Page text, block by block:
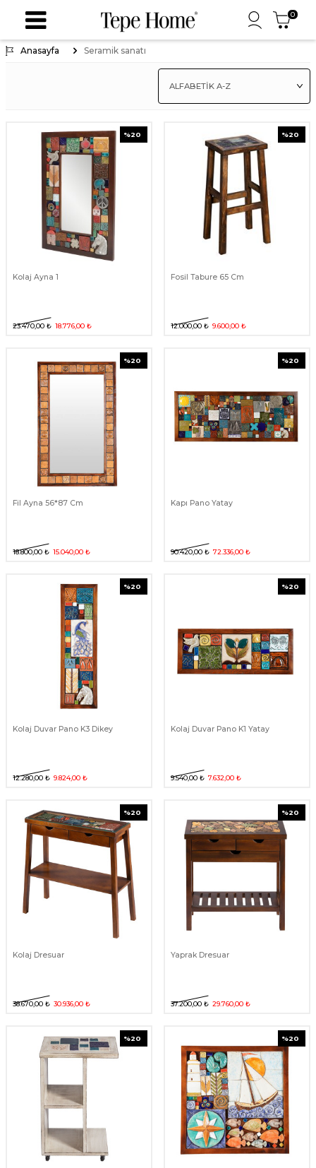
0
Anasayfa Seramik sanatı
%20
Kolaj Ayna 1
23.470,00 ₺ 18.776,00 ₺
%20
Fosil Tabure 65 Cm
12.000,00 ₺ 9.600,00 ₺
%20
Fil Ayna 56*87 Cm
18.800,00 ₺ 15.040,00 ₺
%20
Kapı Pano Yatay
90.420,00 ₺ 72.336,00 ₺
%20
Kolaj Duvar Pano K3 Dikey
12.280,00 ₺ 9.824,00 ₺
%20
Kolaj Duvar Pano K1 Yatay
9.540,00 ₺ 7.632,00 ₺
%20
Kolaj Dresuar
38.670,00 ₺ 30.936,00 ₺
%20
Yaprak Dresuar
37.200,00 ₺ 29.760,00 ₺
%20 %20